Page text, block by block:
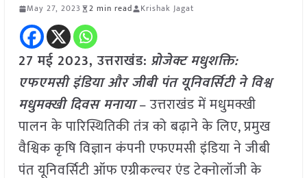
May 27, 2023 2 min read Krishak Jagat
27 मई 2023, उत्तराखंड: प्रोजेक्ट मधुशक्ति:
एफएमसी इंडिया और जीबी पंत यूनिवर्सिटी ने विश्व
मधुमक्खी दिवस मनाया– उत्तराखंड में मधुमक्खी
पालन के पारिस्थितिकी तंत्र को बढ़ाने के लिए, प्रमुख
वैश्विक कृषि विज्ञान कंपनी एफएमसी इंडिया ने जीबी
पंत यूनिवर्सिटी ऑफ एग्रीकल्चर एंड टेक्नोलॉजी के